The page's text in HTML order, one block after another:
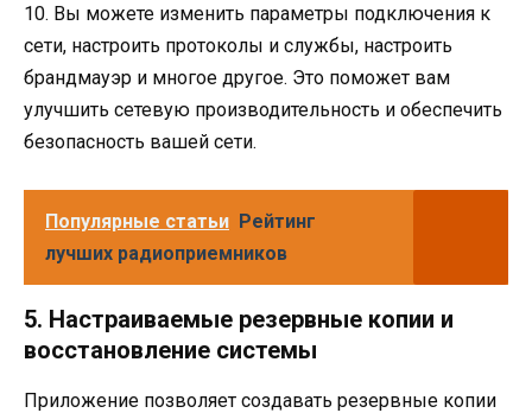
10. Вы можете изменить параметры подключения к
сети, настроить протоколы и службы, настроить
брандмауэр и многое другое. Это поможет вам
улучшить сетевую производительность и обеспечить
безопасность вашей сети.
Популярные статьи Рейтинг
лучших радиоприемников
5. Настраиваемые резервные копии и
восстановление системы
Приложение позволяет создавать резервные копии